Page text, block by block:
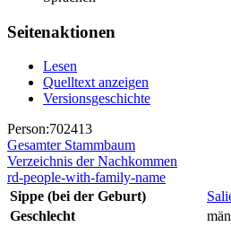
Seitenaktionen
Lesen
Quelltext anzeigen
Versionsgeschichte
Person:702413
Gesamter Stammbaum
Verzeichnis der Nachkommen
rd-people-with-family-name
Sippe (bei der Geburt)
Geschlecht